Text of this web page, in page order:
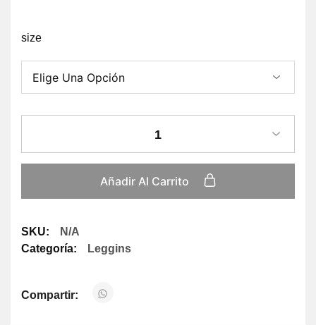
size
1
Añadir Al Carrito
SKU:
N/A
Categoría:
Leggins
Compartir: